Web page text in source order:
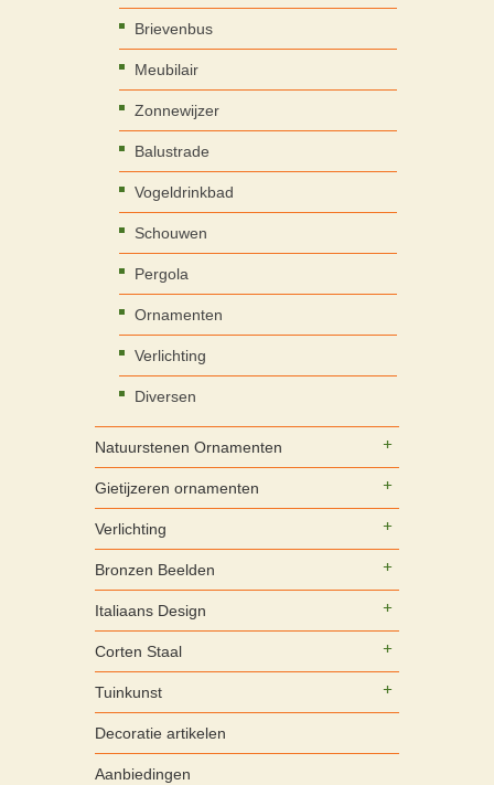
Brievenbus
Meubilair
Zonnewijzer
Balustrade
Vogeldrinkbad
Schouwen
Pergola
Ornamenten
Verlichting
Diversen
Natuurstenen Ornamenten
Gietijzeren ornamenten
Verlichting
Bronzen Beelden
Italiaans Design
Corten Staal
Tuinkunst
Decoratie artikelen
Aanbiedingen